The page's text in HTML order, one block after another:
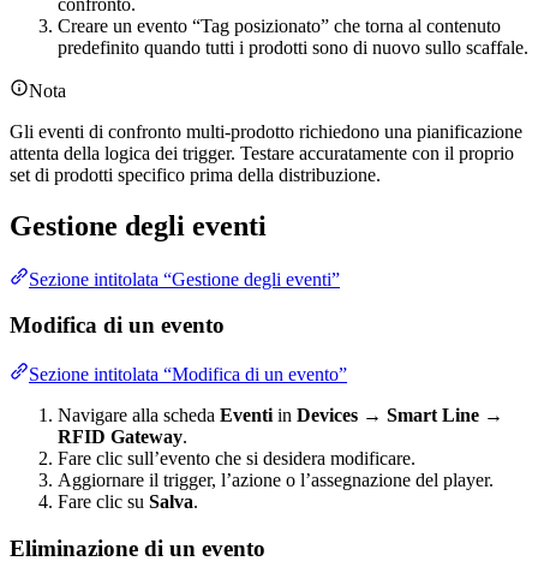
Creare un evento “Tag posizionato” che torna al contenuto
predefinito quando tutti i prodotti sono di nuovo sullo scaffale.
Nota
Gli eventi di confronto multi-prodotto richiedono una pianificazione
attenta della logica dei trigger. Testare accuratamente con il proprio
set di prodotti specifico prima della distribuzione.
Gestione degli eventi
Sezione intitolata “Gestione degli eventi”
Modifica di un evento
Sezione intitolata “Modifica di un evento”
Navigare alla scheda Eventi in Devices → Smart Line →
RFID Gateway.
Fare clic sull’evento che si desidera modificare.
Aggiornare il trigger, l’azione o l’assegnazione del player.
Fare clic su Salva.
Eliminazione di un evento